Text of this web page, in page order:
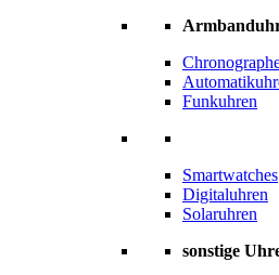
Funkuhren
Smartwatches
Digitaluhren
Solaruhren
sonstige